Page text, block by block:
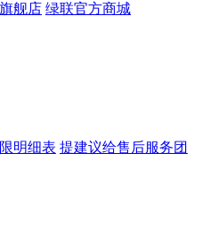
舰店 绿联官方商城
明细表 提建议给售后服务团